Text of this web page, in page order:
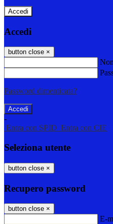
Accedi
Accedi
button close ×
Password dimenticata?
-
Entra con SPID Entra con CIE
Seleziona utente
button close ×
Recupero password
button close ×
E-